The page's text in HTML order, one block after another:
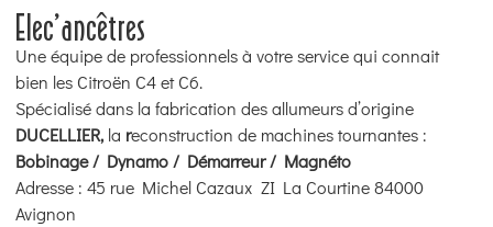
Elec'ancêtres
Une équipe de professionnels à votre service qui connait
bien les Citroën C4 et C6.
Spécialisé dans la fabrication des allumeurs d’origine
DUCELLIER, la reconstruction de machines tournantes :
Bobinage / Dynamo / Démarreur / Magnéto
Adresse : 45 rue Michel Cazaux ZI La Courtine 84000
Avignon